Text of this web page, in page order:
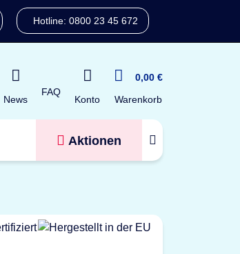
Hotline: 0800 23 45 672
News
FAQ
Konto
0,00 €
Warenkorb
Aktionen